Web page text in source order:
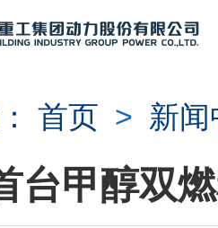
首页 > 新
台甲醇双